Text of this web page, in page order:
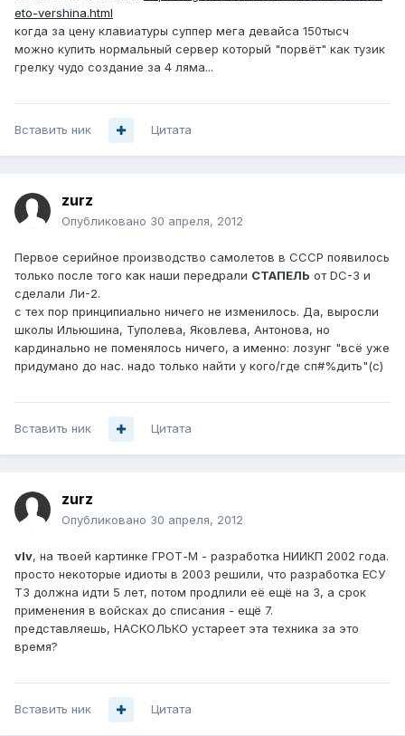
eto-vershina.html
когда за цену клавиатуры суппер мега девайса 150тысч
можно купить нормальный сервер который "порвёт" как тузик
грелку чудо создание за 4 ляма...
Вставить ник Цитата
zurz
Опубликовано 30 апреля, 2012
Первое серийное производство самолетов в СССР появилось
только после того как наши передрали СТАПЕЛЬ от DC-3 и
сделали Ли-2.
с тех пор принципиально ничего не изменилось. Да, выросли
школы Ильюшина, Туполева, Яковлева, Антонова, но
кардинально не поменялось ничего, а именно: лозунг "всё уже
придумано до нас. надо только найти у кого/где сп#%дить"(с)
Вставить ник Цитата
zurz
Опубликовано 30 апреля, 2012
vIv, на твоей картинке ГРОТ-М - разработка НИИКП 2002 года.
просто некоторые идиоты в 2003 решили, что разработка ЕСУ
ТЗ должна идти 5 лет, потом продлили её ещё на 3, а срок
применения в войсках до списания - ещё 7.
представляешь, НАСКОЛЬКО устареет эта техника за это
время?
Вставить ник Цитата